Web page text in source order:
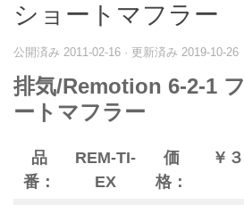
ショートマフラー
公開済み 2011-02-16 · 更新済み 2019-10-26
排気/Remotion 6-2-1
ートマフラー
品
番：
REM-TI-
EX
価
格：
￥